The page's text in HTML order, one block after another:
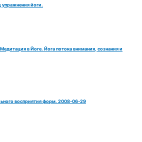
йоги.
в Йоге. Йога потока внимания, сознания и
восприятия форм. 2008-06-29